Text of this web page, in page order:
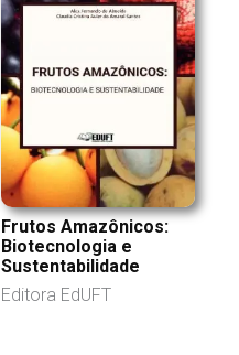
Frutos Amazônicos:
Biotecnologia e
Sustentabilidade
Editora EdUFT